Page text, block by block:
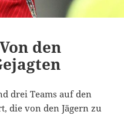
den
drei Teams auf den
die von den Jägern zu